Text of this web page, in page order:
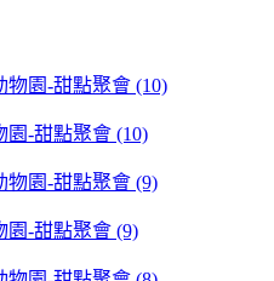
園-甜點聚會 (10)
園-甜點聚會 (9)